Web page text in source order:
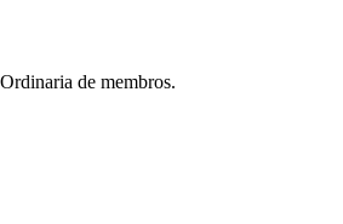
de membros.